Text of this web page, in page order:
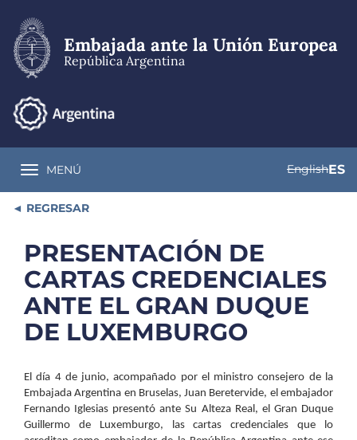
contenido
principal
Embajada ante la Unión Europea
República Argentina
Toggle navigation
MENÚ EnglishES
REGRESAR
PRESENTACIÓN DE
CARTAS CREDENCIALES
ANTE EL GRAN DUQUE
DE LUXEMBURGO
El día 4 de junio, acompañado por el ministro consejero de la
Embajada Argentina en Bruselas, Juan Beretervide, el embajador
Fernando Iglesias presentó ante Su Alteza Real, el Gran Duque
Guillermo de Luxemburgo, las cartas credenciales que lo